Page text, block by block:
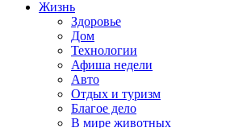
Жизнь
Здоровье
Дом
Технологии
Афиша недели
Авто
Отдых и туризм
Благое дело
В мире животных